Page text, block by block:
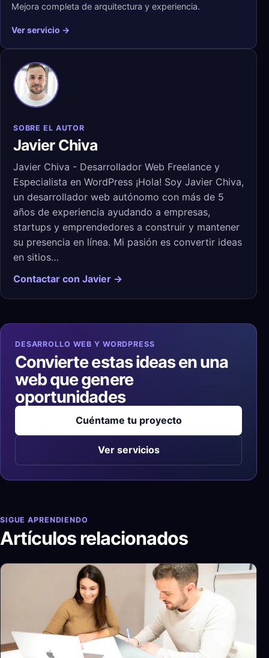
Mejora completa de arquitectura y experiencia.
Ver servicio →
SOBRE EL AUTOR
Javier Chiva
Javier Chiva - Desarrollador Web Freelance y
Especialista en WordPress ¡Hola! Soy Javier Chiva,
un desarrollador web autónomo con más de 5
años de experiencia ayudando a empresas,
startups y emprendedores a construir y mantener
su presencia en línea. Mi pasión es convertir ideas
en sitios…
Contactar con Javier →
DESARROLLO WEB Y WORDPRESS
Convierte estas ideas en una
web que genere
oportunidades
Cuéntame tu proyecto
Ver servicios
SIGUE APRENDIENDO
Artículos relacionados